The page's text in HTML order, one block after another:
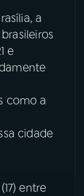
a
e
como a
cidade
entre